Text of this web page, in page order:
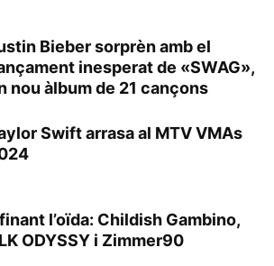
Bieber sorprèn amb el
inesperat de «SWAG»,
nou àlbum de 21 cançons
Swift arrasa al MTV VMAs
l’oïda: Childish Gambino,
ODYSSY i Zimmer90